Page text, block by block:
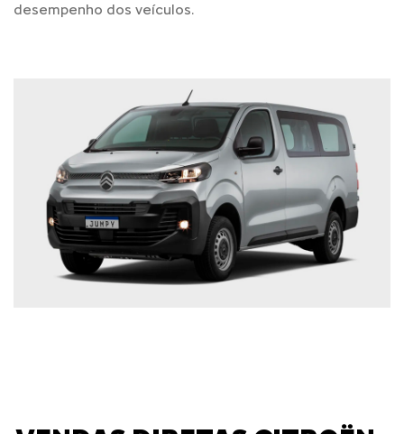
desempenho dos veículos.